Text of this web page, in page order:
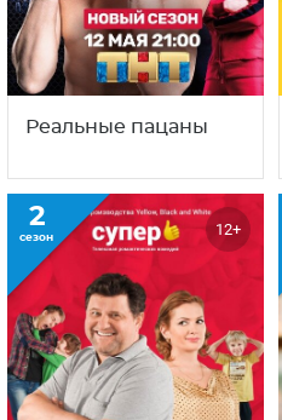
Реальные пацаны
2
сезон 12+